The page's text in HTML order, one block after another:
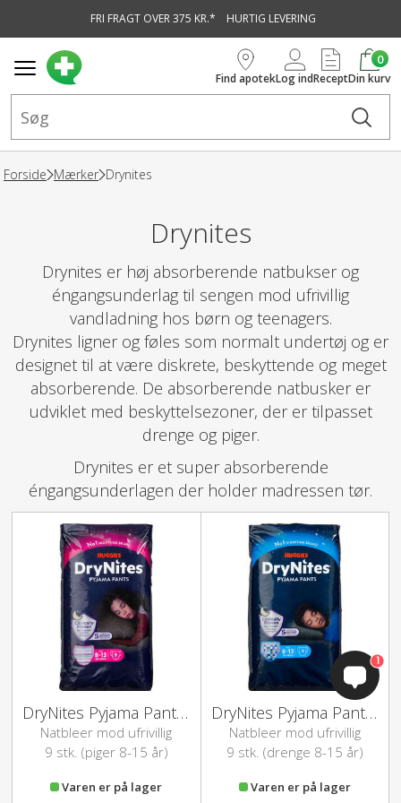
FRI FRAGT OVER 375 KR.* HURTIG LEVERING
Find apotekLog indRecept
0
Din kurv
Forside Mærker Drynites
Drynites
Drynites er høj absorberende natbukser og
éngangsunderlag til sengen mod ufrivillig
vandladning hos børn og teenagers.
Drynites ligner og føles som normalt undertøj og er
designet til at være diskrete, beskyttende og meget
absorberende. De absorberende natbusker er
udviklet med beskyttelsezoner, der er tilpasset
drenge og piger.
Drynites er et super absorberende
éngangsunderlagen der holder madressen tør.
DryNites Pyjama Pants (pige 8-15år)
Natbleer mod ufrivillig
vandladning
9 stk. (piger 8-15 år)
Varen er på lager
DryNites Pyjama Pants (dreng 8-15år)
Natbleer mod ufrivillig
vandladning
9 stk. (drenge 8-15 år)
Varen er på lager
1